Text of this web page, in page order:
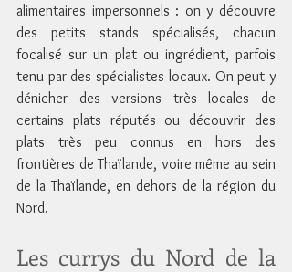
alimentaires impersonnels : on y découvre
des petits stands spécialisés, chacun
focalisé sur un plat ou ingrédient, parfois
tenu par des spécialistes locaux. On peut y
dénicher des versions très locales de
certains plats réputés ou découvrir des
plats très peu connus en hors des
frontières de Thaïlande, voire même au sein
de la Thaïlande, en dehors de la région du
Nord.
Les currys du Nord de la